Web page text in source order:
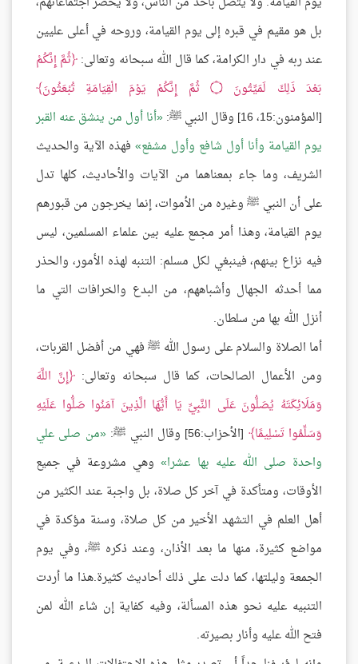
بل هو مقيم في قبره إلى يوم القيامة، وروحه في أعلى عليين
عند ربه في دار الكرامة، كما قال الله سبحانه وتعالى: ثُمَّ إِنَّكُمْ
بَعْدَ ذَلِكَ لَمَيِّتُونَ۝ ثُمَّ إِنَّكُمْ يَوْمَ الْقِيَامَةِ تُبْعَثُونَ
[المؤمنون:15، 16] وقال النبي ﷺ:
أنا أول من ينشق عنه القبر
يوم القيامة وأنا أول شافع وأول مشفع فهذه الآية والحديث
الشريف، وما جاء بمعناهما من الآيات والأحاديث، كلها تدل
على أن النبي ﷺ وغيره من الأموات، إنما يخرجون من قبورهم
يوم القيامة، وهذا أمر مجمع عليه بين علماء المسلمين، ليس
فيه نزاع بينهم، فينبغي لكل مسلم: التنبه لهذه الأمور، والحذر
مما أحدثه الجهال وأشباههم، من البدع والخرافات التي ما
أنزل الله بها من سلطان.
أما الصلاة والسلام على رسول الله ﷺ فهي من أفضل القربات،
ومن الأعمال الصالحات، كما قال سبحانه وتعالى: إِنَّ اللَّهَ
وَمَلَائِكَتَهُ يُصَلُّونَ عَلَى النَّبِيِّ يَا أَيُّهَا الَّذِينَ آمَنُوا صَلُّوا عَلَيْهِ
وَسَلِّمُوا تَسْلِيمًا [الأحزاب:56] وقال النبي ﷺ:
من صلى علي
واحدة صلى الله عليه بها عشرا وهي مشروعة في جميع
الأوقات، ومتأكدة في آخر كل صلاة، بل واجبة عند الكثير من
أهل العلم في التشهد الأخير من كل صلاة، وسنة مؤكدة في
مواضع كثيرة، منها ما بعد الأذان، وعند ذكره ﷺ، وفي يوم
الجمعة وليلتها، كما دلت على ذلك أحاديث كثيرة.هذا ما أردت
التنبيه عليه نحو هذه المسألة، وفيه كفاية إن شاء الله لمن
فتح الله عليه وأنار بصيرته.